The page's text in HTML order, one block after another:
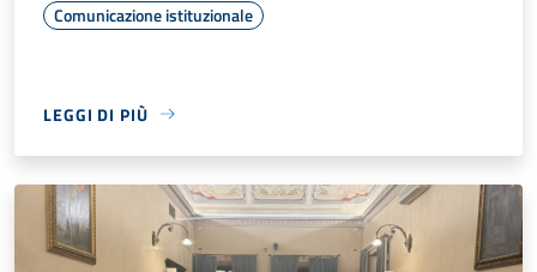
Comunicazione istituzionale
LEGGI DI PIÙ